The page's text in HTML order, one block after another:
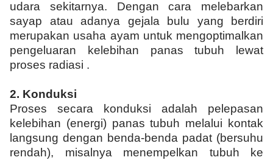
udara sekitarnya. Dengan cara melebarkan
sayap atau adanya gejala bulu yang berdiri
merupakan usaha ayam untuk mengoptimalkan
pengeluaran kelebihan panas tubuh lewat
proses radiasi .
2. Konduksi
Proses secara konduksi adalah pelepasan
kelebihan (energi) panas tubuh melalui kontak
langsung dengan benda-benda padat (bersuhu
rendah), misalnya menempelkan tubuh ke